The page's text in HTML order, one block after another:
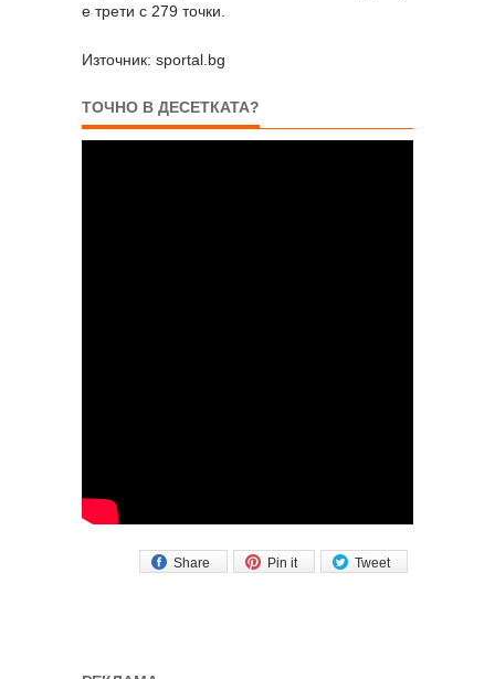
е трети с 279 точки.
Източник: sportal.bg
ТОЧНО В ДЕСЕТКАТА?
Tweet
Pin it
Share